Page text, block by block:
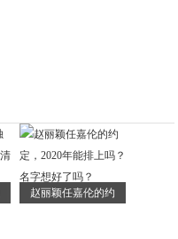
赵丽颖任嘉伦的约